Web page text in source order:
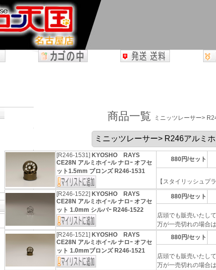
商品一覧 ミニッツレーサー>
[R246-1531] KYOSHO RAYS
CE28N アルミホイｰル ナロｰ オフセ
ット1.5mm ブロンズ R246-1531
880円/セット
【スタイリッシュプ
[R246-1522] KYOSHO RAYS
CE28N アルミホイｰル ナロｰ オフセ
ット 1.0mm シルバｰ R246-1522
880円/セット
店頭でも販売いたして
万が一売切れの場合
[R246-1521] KYOSHO RAYS
CE28N アルミホイｰル ナロｰ オフセ
ット 1.0mmブロンズ R246-1521
880円/セット
店頭でも販売いたして
万が一売切れの場合